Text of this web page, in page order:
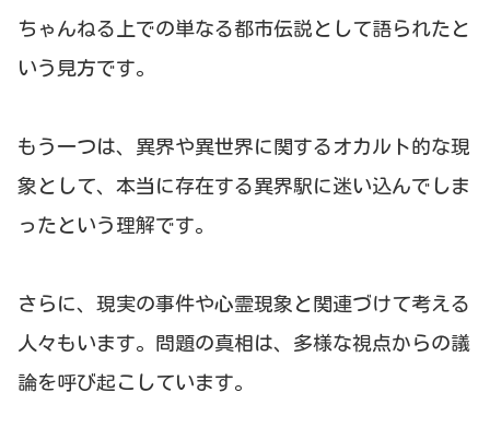
ちゃんねる上での単なる都市伝説として語られたと
いう見方です。
もう一つは、異界や異世界に関するオカルト的な現
象として、本当に存在する異界駅に迷い込んでしま
ったという理解です。
さらに、現実の事件や心霊現象と関連づけて考える
人々もいます。問題の真相は、多様な視点からの議
論を呼び起こしています。